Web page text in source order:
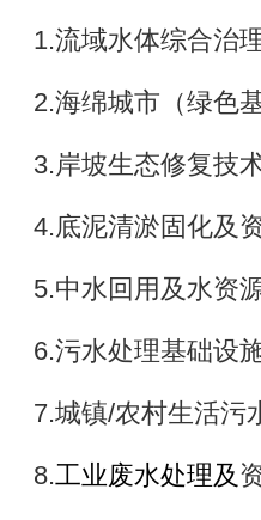
1.流域水体综合治
2.海绵城市（绿色
3.岸坡生态修复技
4.底泥清淤固化及
5.中水回用及水资
6.污水处理基础设
7.城镇/农村生活污
8.工业废水处理及